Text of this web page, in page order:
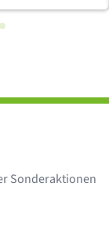
Sonderaktionen